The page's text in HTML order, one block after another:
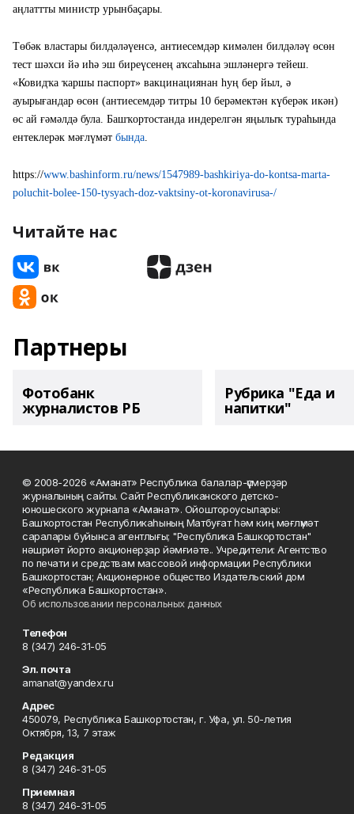
аңлаттты министр урынбаҫары.
Төбәк властары билдәләүенсә, антиесемдәр кимәлен билдәләү өсөн
тест шәхси йә иһә эш биреүсенең аҡсаһына эшләнергә тейеш.
«Ковидҡа ҡаршы паспорт» вакцинациянан һуң бер йыл, ә
ауырығандар өсөн (антиесемдәр титры 10 берәмектән күберәк икән)
өс ай ғәмәлдә була. Башҡортостанда индерелгән яңылыҡ тураһында
ентеклерәк мәғлүмәт бында.
https://www.bashinform.ru/news/1547989-bashkiriya-do-kontsa-marta-
poluchit-bolee-150-tysyach-doz-vaktsiny-ot-koronavirusa-/
Читайте нас
Партнеры
Фотобанк
журналистов РБ
Рубрика "Еда и
напитки"
© 2008-2026 «Аманат» Республика балалар-үҫмерҙәр
журналының сайты. Сайт Республиканского детско-
юношеского журнала «Аманат». Ойоштороусылары:
Башҡортостан Республикаһының Матбуғат һәм киң мәғлүмәт
саралары буйынса агентлығы; "Республика Башкортостан"
нәшриәт йорто акционерҙар йәмғиәте.. Учредители: Агентство
по печати и средствам массовой информации Республики
Башкортостан; Акционерное общество Издательский дом
«Республика Башкортостан».
Об использовании персональных данных
Телефон
8 (347) 246-31-05
Эл. почта
amanat@yandex.ru
Адрес
450079, Республика Башкортостан, г. Уфа, ул. 50-летия
Октября, 13, 7 этаж
Редакция
8 (347) 246-31-05
Приемная
8 (347) 246-31-05